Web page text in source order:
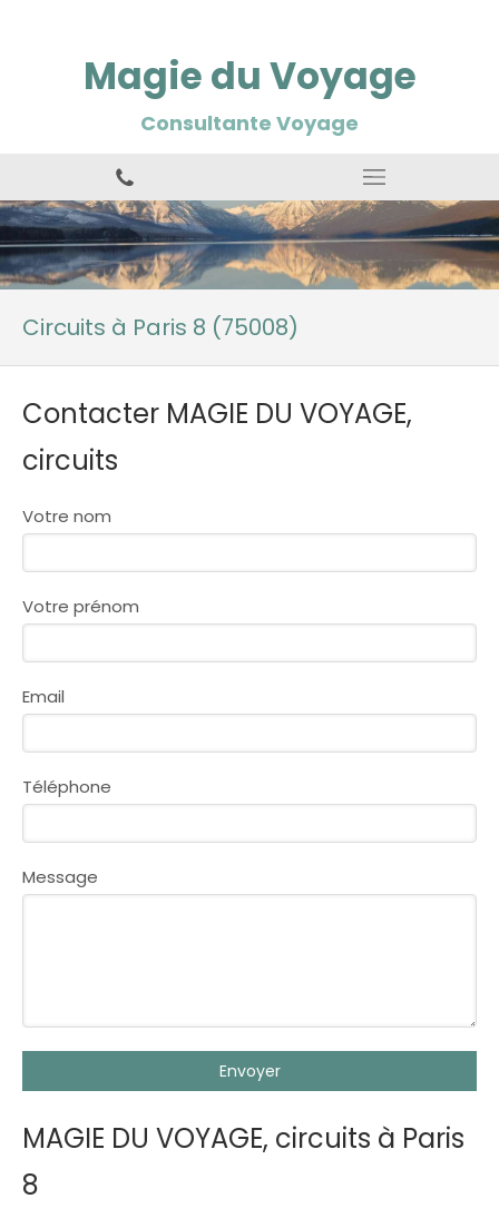
Magie du Voyage
Consultante Voyage
Circuits à Paris 8 (75008)
Contacter MAGIE DU VOYAGE,
circuits
Votre nom
Votre prénom
Email
Téléphone
Message
Envoyer
MAGIE DU VOYAGE, circuits à Paris
8